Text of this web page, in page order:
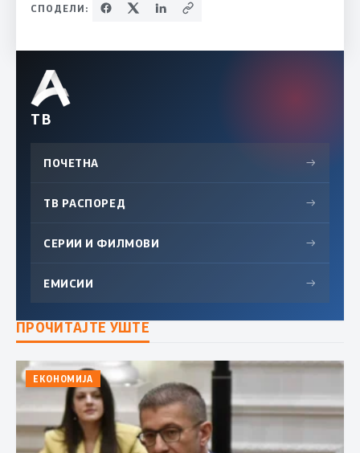
СПОДЕЛИ:
ТВ
ПОЧЕТНА →
ТВ РАСПОРЕД →
СЕРИИ И ФИЛМОВИ →
ЕМИСИИ →
ПРОЧИТАЈТЕ УШТЕ
ЕКОНОМИЈА